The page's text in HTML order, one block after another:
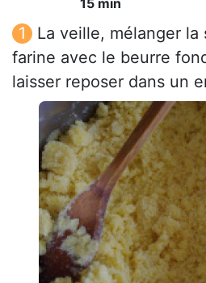
15 min
La veille, mélanger la
farine avec le beurre
laisser reposer dans un